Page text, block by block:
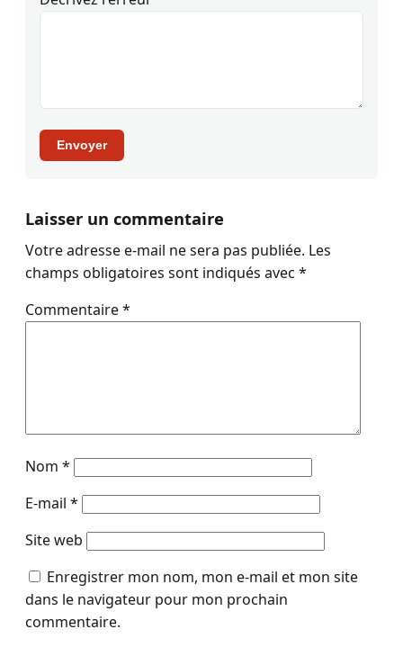
Envoyer
Laisser un commentaire
Votre adresse e-mail ne sera pas publiée. Les
champs obligatoires sont indiqués avec *
Commentaire*
Nom *
E-mail *
Site web
Enregistrer mon nom, mon e-mail et mon site
dans le navigateur pour mon prochain
commentaire.